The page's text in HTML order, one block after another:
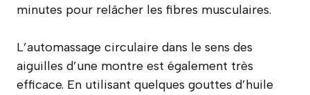
minutes pour relâcher les fibres musculaires.
L’automassage circulaire dans le sens des
aiguilles d’une montre est également très
efficace. En utilisant quelques gouttes d’huile